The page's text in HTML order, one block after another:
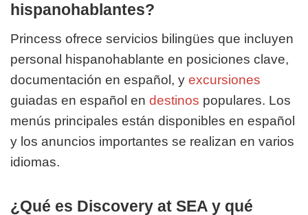
hispanohablantes?
Princess ofrece servicios bilingües que incluyen
personal hispanohablante en posiciones clave,
documentación en español, y excursiones
guiadas en español en destinos populares. Los
menús principales están disponibles en español
y los anuncios importantes se realizan en varios
idiomas.
¿Qué es Discovery at SEA y qué